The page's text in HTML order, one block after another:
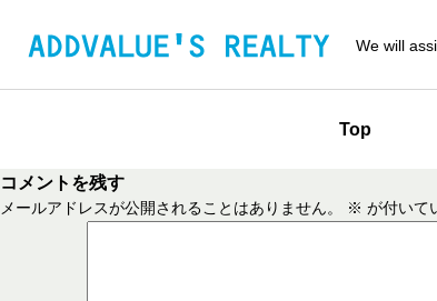
We will
Top
コメントを残す
メールアドレスが公開されることはありません。 ※ が付いて